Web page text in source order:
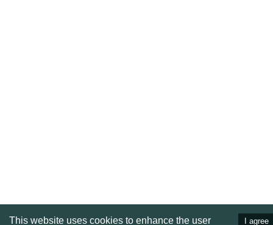
This website uses cookies to enhance the user I agree